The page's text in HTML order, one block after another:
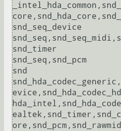
snd_seq_device
snd_timer
snd_seq,snd_pcm
snd